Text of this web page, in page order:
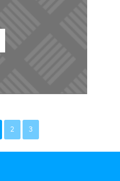
2 3